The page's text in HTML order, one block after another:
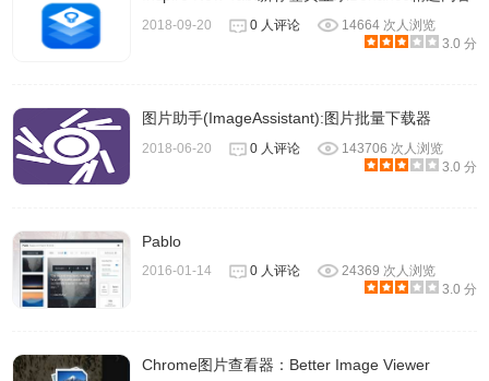
2018-09-20 0 人评论
14664 次人浏览
3.0 分
图片助手(ImageAssistant):图片批量下载器
2018-06-20 0 人评论
143706 次人浏览
3.0 分
Pablo
2016-01-14 0 人评论
24369 次人浏览
3.0 分
Chrome图片查看器：Better Image Viewer